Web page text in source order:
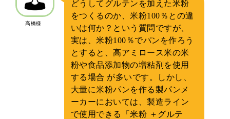
高橋様
どうしてグルテンを加えた米粉
をつくるのか、米粉100％との違
いは何か？という質問ですが、
実は、米粉100％でパンを作ろう
とすると、高アミロース米の米
粉や食品添加物の増粘剤を使用
する場合 が多いです。しかし、
大量に米粉パンを作る製パンメ
ーカーにおいては、製造ライン
で使用できる「米粉 ＋グルテ